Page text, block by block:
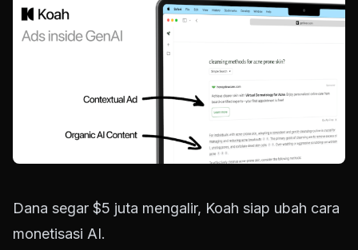
Dana segar $5 juta mengalir, Koah siap ubah cara
monetisasi AI.